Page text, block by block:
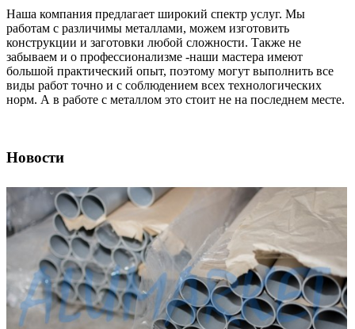
Наша компания предлагает широкий спектр услуг. Мы
работам с различимы металлами, можем изготовить
конструкции и заготовки любой сложности. Также не
забываем и о профессионализме -наши мастера имеют
большой практический опыт, поэтому могут выполнить все
виды работ точно и с соблюдением всех технологических
норм. А в работе с металлом это стоит не на последнем месте.
Новости